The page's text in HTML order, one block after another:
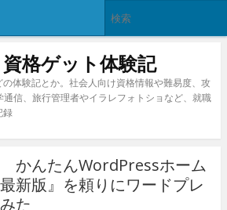
格ゲット体験記
体験記とか。社会人向け資格情報や難易度、攻
通信、旅行管理者やイラレフォトショなど、就職
録
かんたんWordPressホーム
新版』を頼りにワードプレ
た